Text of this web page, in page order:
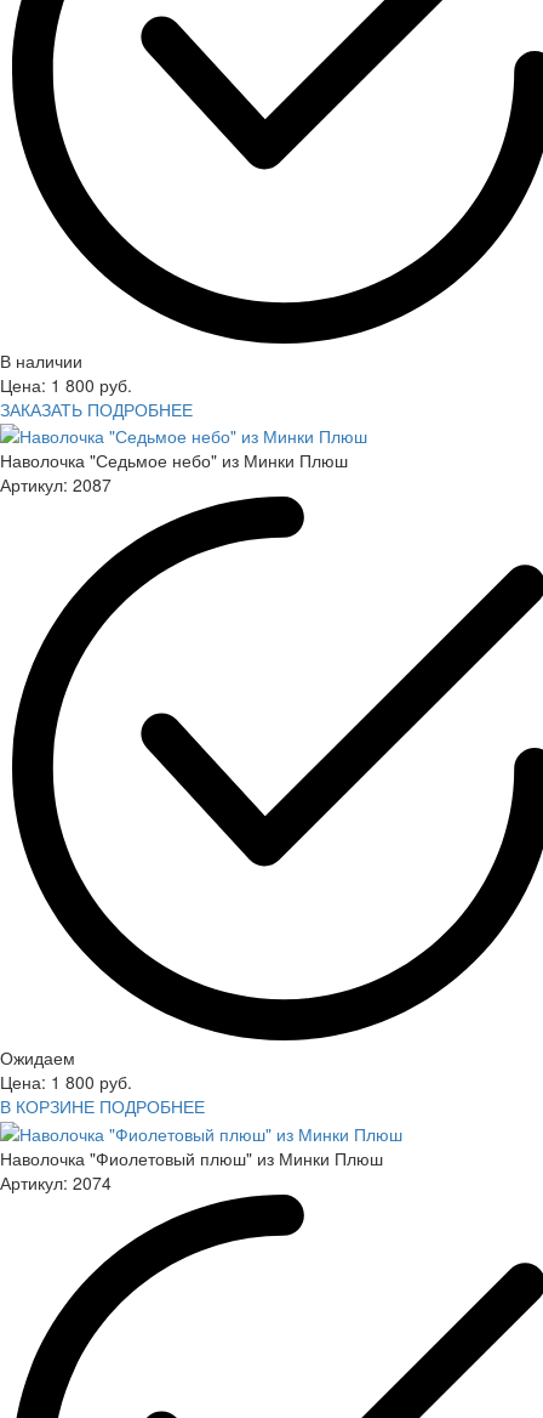
В наличии
Цена: 1 800 руб.
ЗАКАЗАТЬ ПОДРОБНЕЕ
Наволочка "Седьмое небо" из Минки Плюш
Артикул: 2087
Ожидаем
Цена: 1 800 руб.
В КОРЗИНЕ ПОДРОБНЕЕ
Наволочка "Фиолетовый плюш" из Минки Плюш
Артикул: 2074